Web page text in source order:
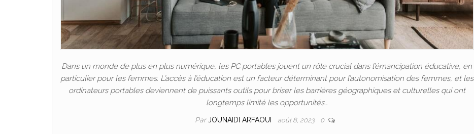
Dans un monde de plus en plus numérique, les PC portables jouent un rôle crucial dans l’émancipation éducative, en
particulier pour les femmes. L’accès à l’éducation est un facteur déterminant pour l’autonomisation des femmes, et les
ordinateurs portables deviennent de puissants outils pour briser les barrières géographiques et culturelles qui ont
longtemps limité les opportunités…
ParJOUNAIDI ARFAOUI août 8, 2023 0